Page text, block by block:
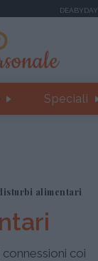
DEABYDAY
Speciali
alimentari
coi